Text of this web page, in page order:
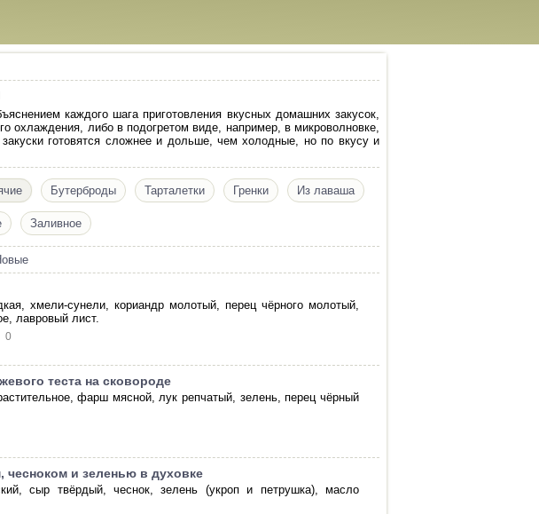
каждого шага приготовления вкусных домашних закусок,
охлаждения, либо в подогретом виде, например, в микроволновке,
готовятся сложнее и дольше, чем холодные, но по вкусу и
Бутерброды Тарталетки Гренки Из лаваша
Заливное
хмели-сунели, кориандр молотый, перец чёрного молотый,
лавровый лист.
0
теста на сковороде
фарш мясной, лук репчатый, зелень, перец чёрный
и зеленью в духовке
сыр твёрдый, чеснок, зелень (укроп и петрушка), масло